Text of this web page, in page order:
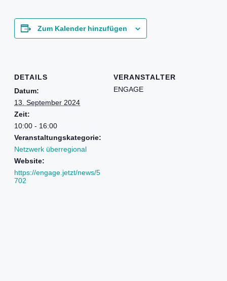
Zum Kalender hinzufügen
DETAILS
Datum:
13. September 2024
Zeit:
10:00 - 16:00
Veranstaltungskategorie:
Netzwerk überregional
Website:
https://engage.jetzt/news/5
702
VERANSTALTER
ENGAGE